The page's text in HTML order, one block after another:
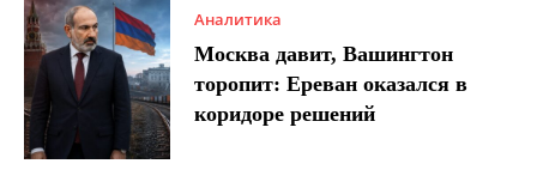
Аналитика
Москва давит, Вашингтон
торопит: Ереван оказался в
коридоре решений